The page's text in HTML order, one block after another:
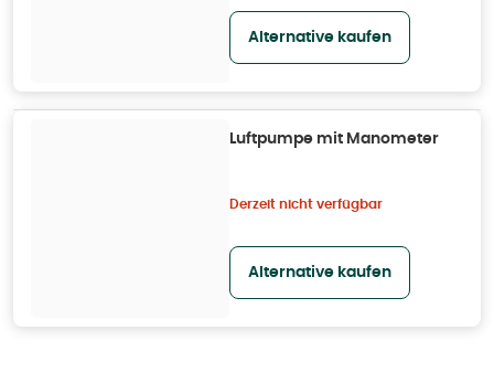
Alternative kaufen
Luftpumpe mit Manometer
Derzeit nicht verfügbar
Alternative kaufen